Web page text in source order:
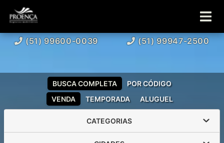
(51) 99600-0039 (51) 99947-2500
VENDA TEMPORADA ALUGUEL
BUSCA COMPLETA POR CÓDIGO
CATEGORIAS